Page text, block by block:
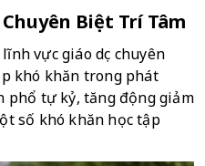
Chuyên Biệt Trí Tâm
vực giáo dục chuyên
khó khăn trong phát
tự kỷ, tăng động giảm
số khó khăn học tập